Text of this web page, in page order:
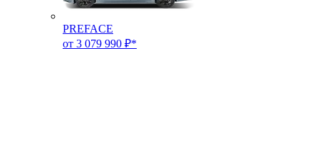
PREFACE
от 3 079 990 ₽*